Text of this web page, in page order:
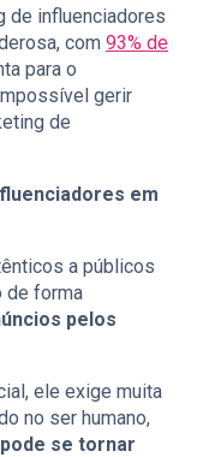
de influenciadores
com 93% de
para o
gerir
de
em
a públicos
de forma
pelos
ele exige muita
no ser humano,
pode se tornar